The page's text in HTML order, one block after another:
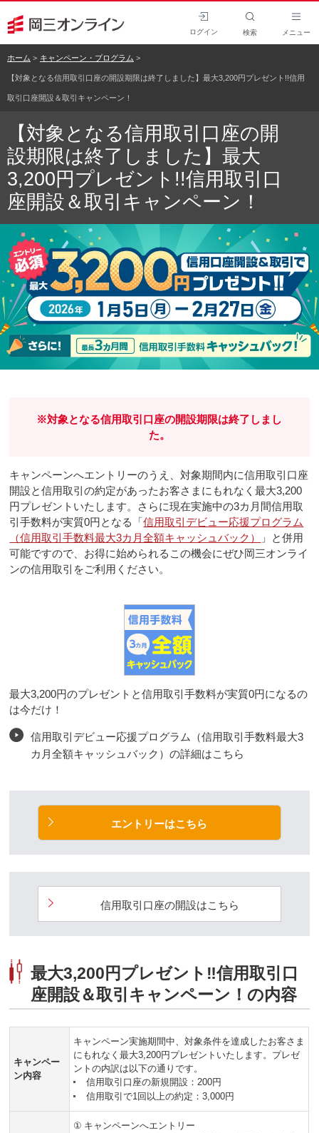
ログイン 検索 メニュー
ホーム キャンペーン・プログラム
【対象となる信用取引口座の開設期限は終了しました】最大3,200円プレゼント!!信用
取引口座開設＆取引キャンペーン！
【対象となる信用取引口座の開
設期限は終了しました】最大
3,200円プレゼント!!信用取引口
座開設＆取引キャンペーン！
※対象となる信用取引口座の開設期限は終了しまし
た。
キャンペーンへエントリーのうえ、対象期間内に信用取引口座
開設と信用取引の約定があったお客さまにもれなく最大3,200
円プレゼントいたします。さらに現在実施中の3カ月間信用取
引手数料が実質0円となる「信用取引デビュー応援プログラム
（信用取引手数料最大3カ月全額キャッシュバック）
」と併用
可能ですので、お得に始められるこの機会にぜひ岡三オンライ
ンの信用取引をご利用ください。
最大3,200円のプレゼントと信用取引手数料が実質0円になるの
は今だけ！
信用取引デビュー応援プログラム（信用取引手数料最大3
カ月全額キャッシュバック）の詳細はこちら
エントリーはこちら
信用取引口座の開設はこちら
最大3,200円プレゼント‼信用取引口
座開設＆取引キャンペーン！の内容
キャンペー
ン内容
キャンペーン実施期間中、対象条件を達成したお客さま
にもれなく最大3,200円プレゼントいたします。プレゼ
ントの内訳は以下の通りです。
信用取引口座の新規開設：200円
信用取引で1回以上の約定：3,000円
① キャンペーンへエントリー